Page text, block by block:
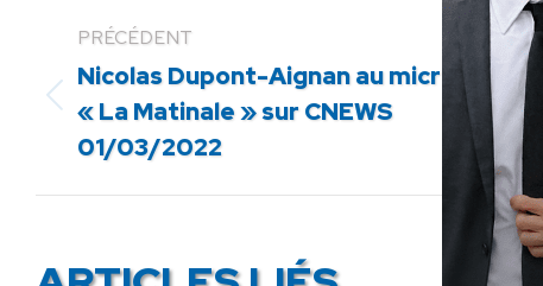
PRÉCÉDENT
Article
précédent
Nicolas Dupont-Aignan au micro de
« La Matinale » sur CNEWS
01/03/2022